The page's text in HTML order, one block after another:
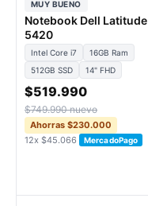
MUY BUENO
Notebook Dell Latitude
5420
Intel Core i7
16GB Ram
512GB SSD
14" FHD
$519.990
$749.990 nuevo
Ahorras $230.000
12x $45.066
MercadoPago